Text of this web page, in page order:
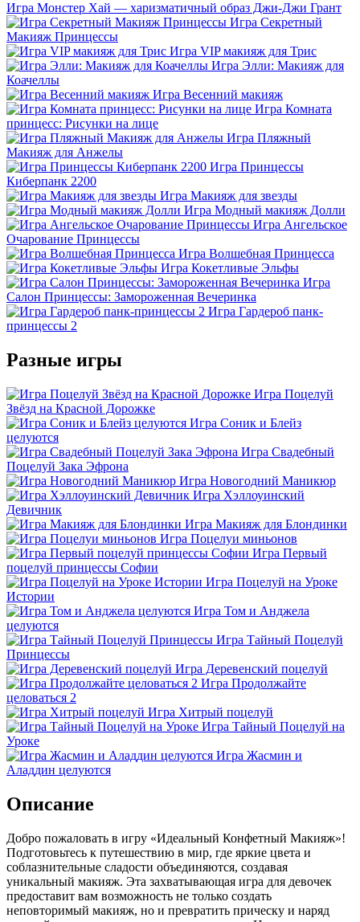
Игра Монстер Хай — харизматичный образ Джи-Джи Грант
Игра Секретный
Макияж Принцессы
Игра VIP макияж для Трис
Игра Элли: Макияж для
Коачеллы
Игра Весенний макияж
Игра Комната
принцесс: Рисунки на лице
Игра Пляжный
Макияж для Анжелы
Игра Принцессы
Киберпанк 2200
Игра Макияж для звезды
Игра Модный макияж Долли
Игра Ангельское
Очарование Принцессы
Игра Волшебная Принцесса
Игра Кокетливые Эльфы
Игра
Салон Принцессы: Замороженная Вечеринка
Игра Гардероб панк-
принцессы 2
Разные игры
Игра Поцелуй
Звёзд на Красной Дорожке
Игра Соник и Блейз
целуются
Игра Свадебный
Поцелуй Зака Эфрона
Игра Новогодний Маникюр
Игра Хэллоуинский
Девичник
Игра Макияж для Блондинки
Игра Поцелуи миньонов
Игра Первый
поцелуй принцессы Софии
Игра Поцелуй на Уроке
Истории
Игра Том и Анджела
целуются
Игра Тайный Поцелуй
Принцессы
Игра Деревенский поцелуй
Игра Продолжайте
целоваться 2
Игра Хитрый поцелуй
Игра Тайный Поцелуй на
Уроке
Игра Жасмин и
Аладдин целуются
Описание
Добро пожаловать в игру «Идеальный Конфетный Макияж»!
Подготовьтесь к путешествию в мир, где яркие цвета и
соблазнительные сладости объединяются, создавая
уникальный макияж. Эта захватывающая игра для девочек
предоставит вам возможность не только создать
неповторимый макияж, но и превратить прическу и наряд